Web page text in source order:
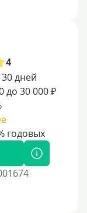
4
дней
до 30 000 ₽